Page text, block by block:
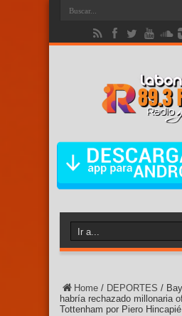
Home / DEPORTES /
habría rechazado millonaria
Tottenham por Piero Hincapié